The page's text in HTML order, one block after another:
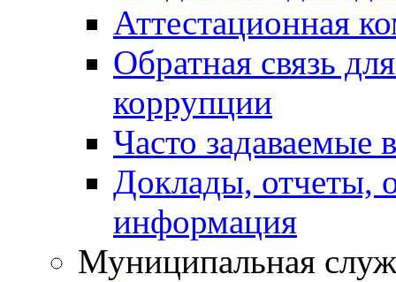
Аттестационная
Обратная связь
коррупции
Часто задаваемые
Доклады, отчеты,
информация
Муниципальная